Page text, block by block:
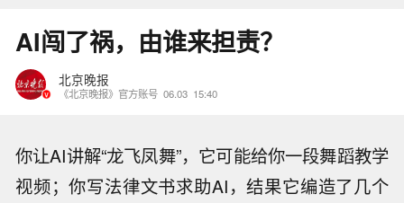
AI闯了祸，由谁来担责？
北京晚报
《北京晚报》官方账号 06.03 15:40
你让AI讲解“龙飞凤舞”，它可能给你一段舞蹈教学
视频；你写法律文书求助AI，结果它编造了几个